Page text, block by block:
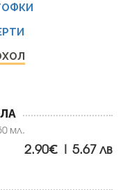
мл.
2.90€ | 5.67 лв